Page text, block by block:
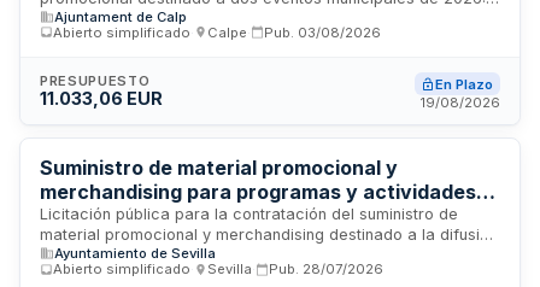
las Jornadas Científicas Calp Blau y la Gala de Viles en Flor.
La contratación se divide en dos lotes independientes que
procedimiento empleado es abierto simplificado abreviado,
con criterio de adjudicación basado en el precio más bajo,
municipales.
Ajuntament de Calp
Abierto simplificado
Calpe Pub. 03/08/2026
PRESUPUESTO
11.033,06 EUR
En Plazo
19/08/2026
Suministro de material promocional y
merchandising para programas y actividades
del Servicio de Juventud del Ayuntamiento de
Sevilla
Licitación pública para la contratación del suministro de
material promocional y merchandising destinado a la difusión
y visibilidad de los programas, actividades, actos y acciones
organizados por el Servicio de Juventud del Ayuntamiento de
Ayuntamiento de Sevilla
Abierto simplificado
Sevilla Pub. 28/07/2026